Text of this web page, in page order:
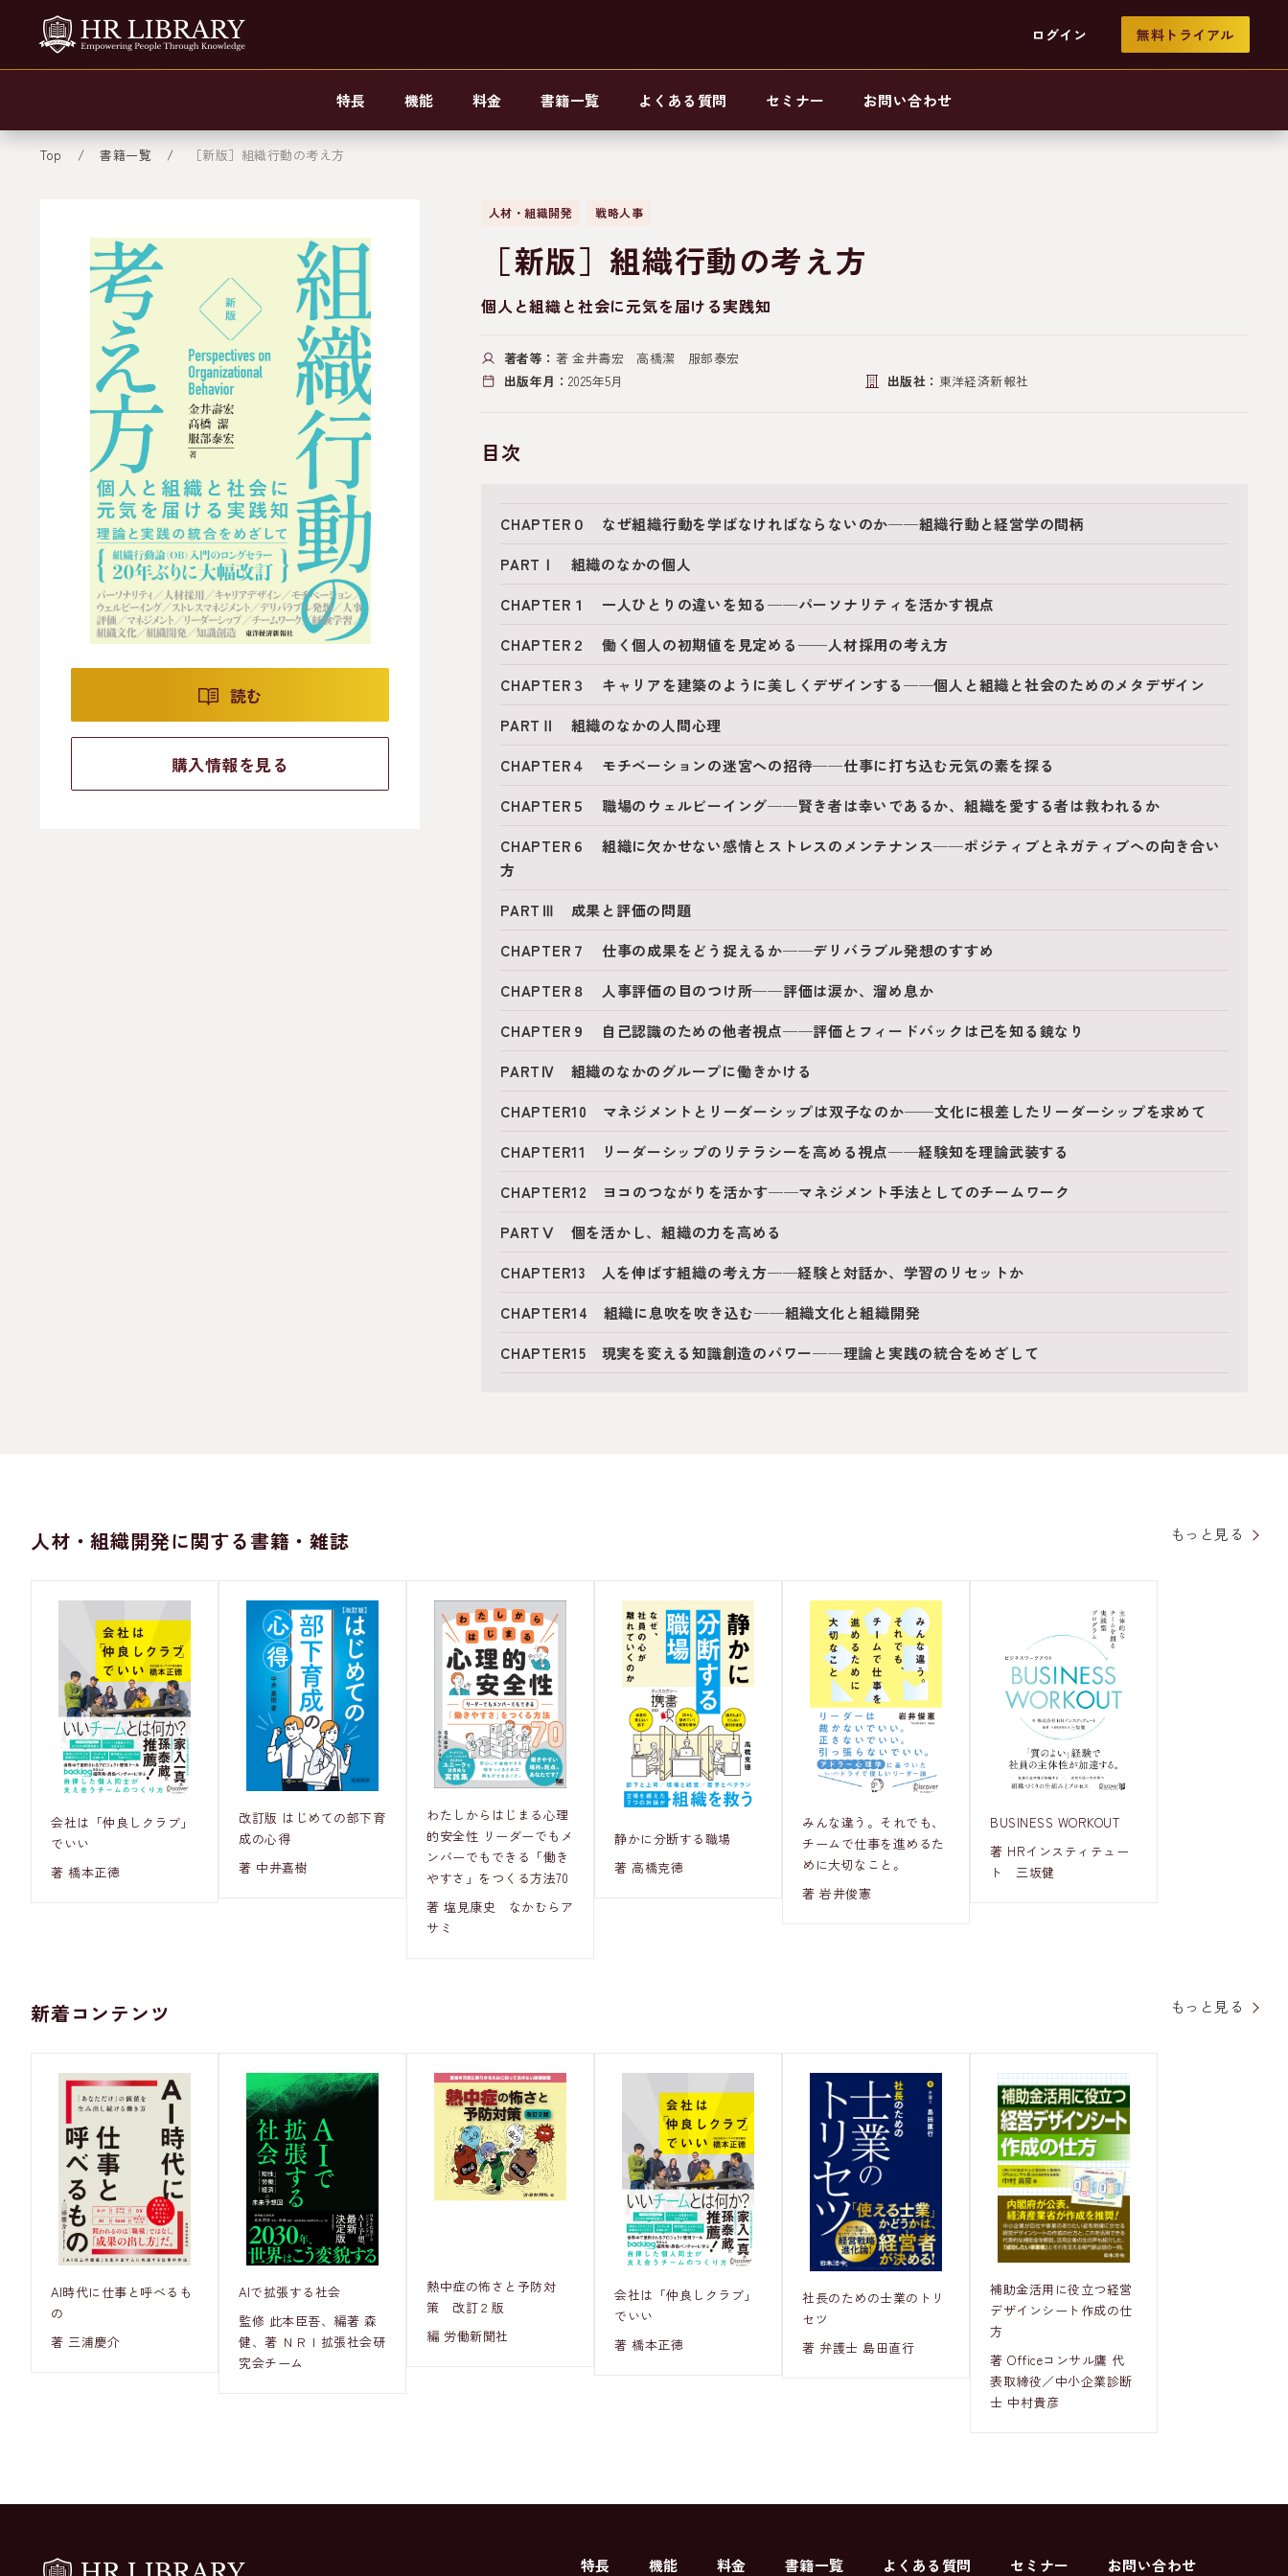
ログイン 無料トライアル
特長 機能 料金 書籍一覧 よくある質問 セミナー お問い合わせ
Top 書籍一覧 ［新版］組織行動の考え方
読む
購入情報を見る
人材・組織開発 戦略人事
［新版］組織行動の考え方
個人と組織と社会に元気を届ける実践知
著者等： 著 金井壽宏 高橋潔 服部泰宏
出版年月： 2025年5月 出版社： 東洋経済新報社
目次
CHAPTER０ なぜ組織行動を学ばなければならないのか──組織行動と経営学の間柄
PARTⅠ 組織のなかの個人
CHAPTER１ 一人ひとりの違いを知る──パーソナリティを活かす視点
CHAPTER２ 働く個人の初期値を見定める──人材採用の考え方
CHAPTER３ キャリアを建築のように美しくデザインする──個人と組織と社会のためのメタデザイン
PARTⅡ 組織のなかの人間心理
CHAPTER４ モチベーションの迷宮への招待──仕事に打ち込む元気の素を探る
CHAPTER５ 職場のウェルビーイング──賢き者は幸いであるか、組織を愛する者は救われるか
CHAPTER６ 組織に欠かせない感情とストレスのメンテナンス──ポジティブとネガティブへの向き合い
方
PARTⅢ 成果と評価の問題
CHAPTER７ 仕事の成果をどう捉えるか──デリバラブル発想のすすめ
CHAPTER８ 人事評価の目のつけ所──評価は涙か、溜め息か
CHAPTER９ 自己認識のための他者視点──評価とフィードバックは己を知る鏡なり
PARTⅣ 組織のなかのグループに働きかける
CHAPTER10 マネジメントとリーダーシップは双子なのか──文化に根差したリーダーシップを求めて
CHAPTER11 リーダーシップのリテラシーを高める視点──経験知を理論武装する
CHAPTER12 ヨコのつながりを活かす──マネジメント手法としてのチームワーク
PARTⅤ 個を活かし、組織の力を高める
CHAPTER13 人を伸ばす組織の考え方──経験と対話か、学習のリセットか
CHAPTER14 組織に息吹を吹き込む──組織文化と組織開発
CHAPTER15 現実を変える知識創造のパワー──理論と実践の統合をめざして
人材・組織開発に関する書籍・雑誌 もっと見る
会社は「仲良しクラブ」
でいい
著 橋本正徳
改訂版 はじめての部下育
成の心得
著 中井嘉樹
わたしからはじまる心理
的安全性 リーダーでもメ
ンバーでもできる「働き
やすさ」をつくる方法70
著 塩見康史 なかむらア
サミ
静かに分断する職場
著 高橋克徳
みんな違う。それでも、
チームで仕事を進めるた
めに大切なこと。
著 岩井俊憲
BUSINESS WORKOUT
著 HRインスティテュー
ト 三坂健
新着コンテンツ もっと見る
AI時代に仕事と呼べるも
の
著 三浦慶介
AIで拡張する社会
監修 此本臣吾、編著 森
健、著 ＮＲＩ拡張社会研
究会チーム
熱中症の怖さと予防対
策 改訂２版
編 労働新聞社
会社は「仲良しクラブ」
でいい
著 橋本正徳
社長のための士業のトリ
セツ
著 弁護士 島田直行
補助金活用に役立つ経営
デザインシート作成の仕
方
著 Officeコンサル鷹 代
表取締役／中小企業診断
士 中村貴彦
特長 機能 料金 書籍一覧 よくある質問 セミナー お問い合わせ